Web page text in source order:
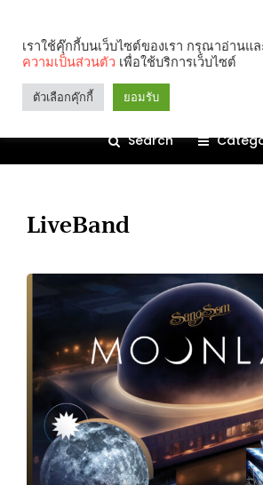
Search
LiveBand
เราใช้คุ๊กกี้บนเว็บไซต์ของเรา กรุณาอ่านแ
ความเป็นส่วนตัว เพื่อใช้บริการเว็บไซต์
ตัวเลือกคุ๊กกี้ ยอมรับ